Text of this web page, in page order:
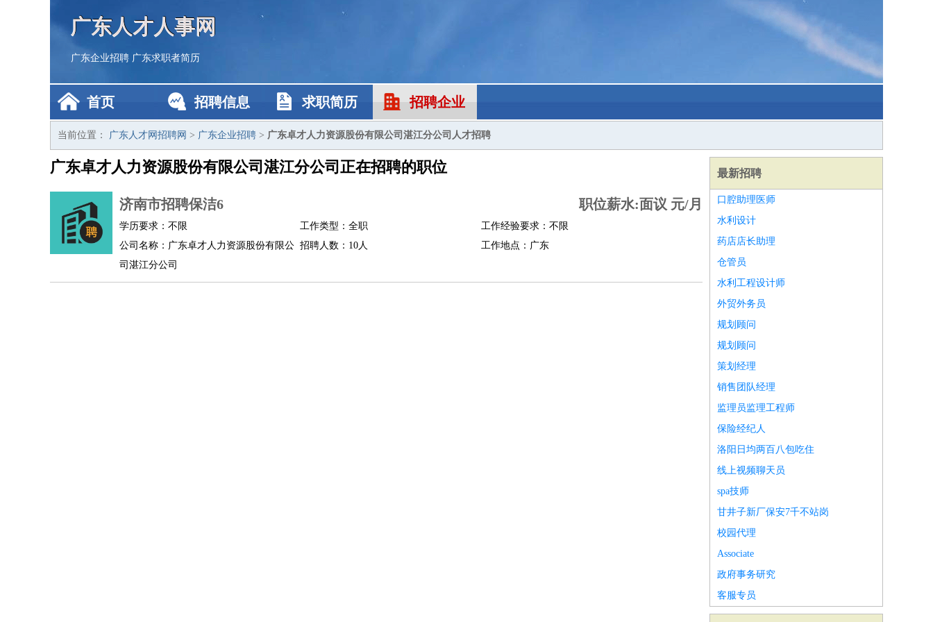
广东人才人事网
广东企业招聘 广东求职者简历
首页 招聘信息 求职简历 招聘企业
当前位置： 广东人才网招聘网 > 广东企业招聘 > 广东卓才人力资源股份有限公司湛江分公司人才招聘
广东卓才人力资源股份有限公司湛江分公司正在招聘的职位
济南市招聘保洁6 职位薪水:面议 元/月
学历要求：不限 工作类型：全职
工作经验要求：不限
公司名称：广东卓才人力资源股份有限公
司湛江分公司
招聘人数：10人 工作地点：广东
最新招聘
口腔助理医师
水利设计
药店店长助理
仓管员
水利工程设计师
外贸外务员
规划顾问
规划顾问
策划经理
销售团队经理
监理员监理工程师
保险经纪人
洛阳日均两百八包吃住
线上视频聊天员
spa技师
甘井子新厂保安7千不站岗
校园代理
Associate
政府事务研究
客服专员